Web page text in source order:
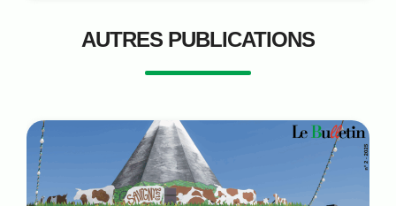
AUTRES PUBLICATIONS